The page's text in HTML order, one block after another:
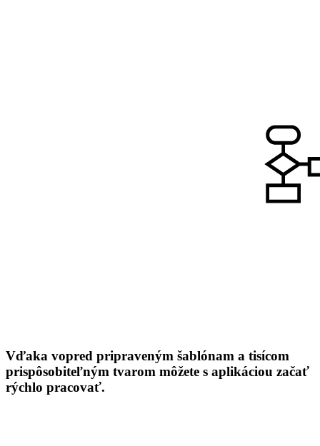
Vďaka vopred pripraveným šablónam a tisícom
prispôsobiteľným tvarom môžete s aplikáciou začať
rýchlo pracovať.